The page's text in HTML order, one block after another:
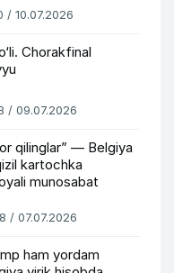
/ 10.07.2026
Chorakfinal
/ 09.07.2026
qilinglar” — Belgiya
kartochka
munosabat
/ 07.07.2026
ham yordam